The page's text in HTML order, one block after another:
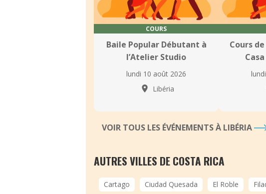
COURS
Baile Popular Débutant à
l’Atelier Studio
lundi 10 août 2026
Libéria
Cours
VOIR TOUS LES ÉVÉNEMENTS À LIBÉRIA
AUTRES VILLES DE COSTA RICA
Cartago Ciudad Quesada El Roble